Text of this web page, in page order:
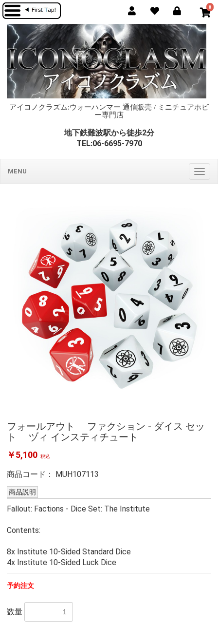
0
アイコノクラズム:ウォーハンマー 通信販売 / ミニチュアホビ
ー専門店
地下鉄難波駅から徒歩2分
TEL:06-6695-7970
MENU
フォールアウト ファクション - ダイス セッ
ト ヅィ インスティチュート
￥5,100 税込
商品コード： MUH107113
商品説明
Fallout: Factions - Dice Set: The Institute
Contents:
8x Institute 10-Sided Standard Dice
4x Institute 10-Sided Luck Dice
予約注文
数量